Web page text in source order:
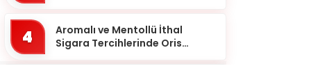
4
Aromalı ve Mentollü İthal
Sigara Tercihlerinde Oris